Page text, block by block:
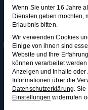
Swing
(Figuren-
Snacks
1)
Sugar
Push
3
This content is
Wenn Sie unter 16 Jahre
Diensten geben möchten,
Erlaubnis bitten.
Wir verwenden Cookies
Einige von ihnen sind
Website und Ihre
können verarbeitet
Anzeigen und Inhalte
Informationen über die
Datenschutzerklärung. Sie
Einstellungen widerrufen